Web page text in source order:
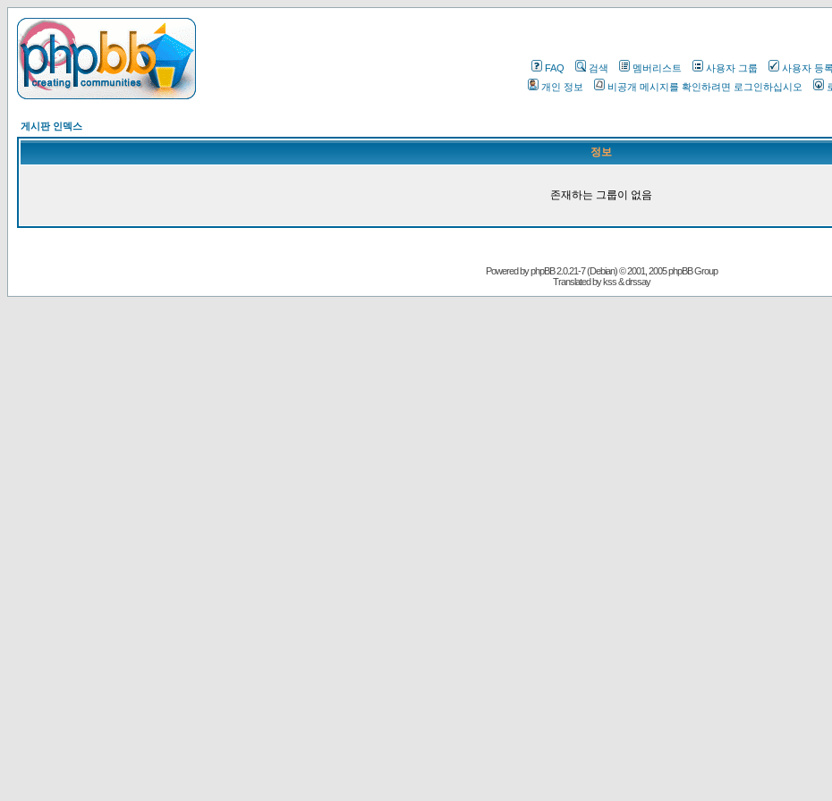
FAQ 검색 멤버리스트 사용자 그룹
사용자 등
개인 정보
비공개 메시지를 확인하려면 로그인하십시오
게시판 인덱스
정보
존재하는 그룹이 없음
Powered byphpBB2.0.21-7 (Debian) © 2001, 2005 phpBB Group
Translated by kss & drssay